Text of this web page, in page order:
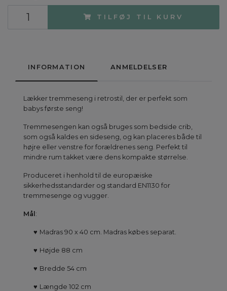
TILFØJ TIL KURV
INFORMATION ANMELDELSER
Lækker tremmeseng i retrostil, der er perfekt som
babys første seng!
Tremmesengen kan også bruges som bedside crib,
som også kaldes en sideseng, og kan placeres både til
højre eller venstre for forældrenes seng. Perfekt til
mindre rum takket være dens kompakte størrelse.
Produceret i henhold til de europæiske
sikkerhedsstandarder og standard EN1130 for
tremmesenge og vugger.
Mål :
♥ Madras 90 x 40 cm. Madras købes separat.
♥ Højde 88 cm
♥ Bredde 54 cm
♥ Længde 102 cm